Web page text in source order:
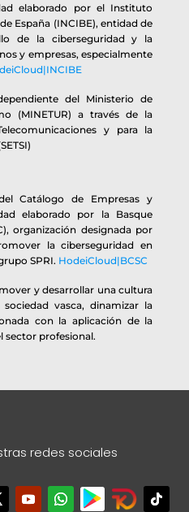
elaborado por el Instituto
España (INCIBE), entidad de
de la ciberseguridad y la
y empresas, especialmente
del Ministerio de
(MINETUR) a través de la
y para la
Catálogo de Empresas y
elaborado por la Basque
organización designada por
la ciberseguridad en
SPRI. HodeiCloud|BCSC
y desarrollar una cultura
vasca, dinamizar la
con la aplicación de la
sector profesional.
redes sociales